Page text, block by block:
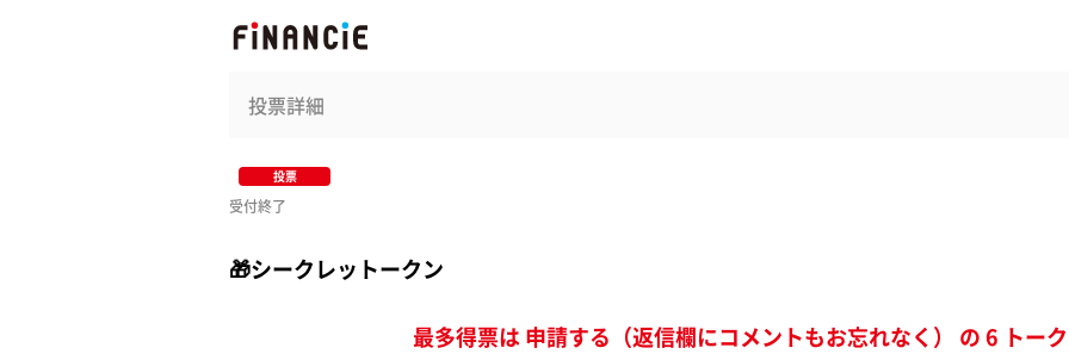
投票詳細
投票
受付終了
🎁シークレットークン
最多得票は 申請する（返信欄にコメントもお忘れなく） の 6 トー